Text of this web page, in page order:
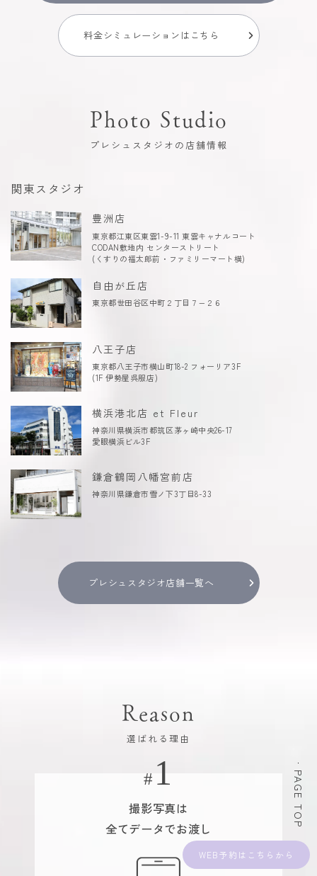
WEB予約
料金シミュレーションはこちら
Photo Studio
プレシュスタジオの店舗情報
関東スタジオ
豊洲店
東京都江東区東雲1-9-11 東雲キャナルコート
CODAN敷地内 センターストリート
(くすりの福太郎前・ファミリーマート横)
自由が丘店
東京都世田谷区中町２丁目７−２６
八王子店
東京都八王子市横山町18-2 フォーリア3F
(1F 伊勢屋呉服店)
横浜港北店 et Fleur
神奈川県横浜市都筑区茅ヶ崎中央26-17
愛眼横浜ビル3F
鎌倉鶴岡八幡宮前店
神奈川県鎌倉市雪ノ下3丁目8-33
プレシュスタジオ店舗一覧へ
Reason
選ばれる理由
撮影写真は
全てデータでお渡し
PAGE TOP